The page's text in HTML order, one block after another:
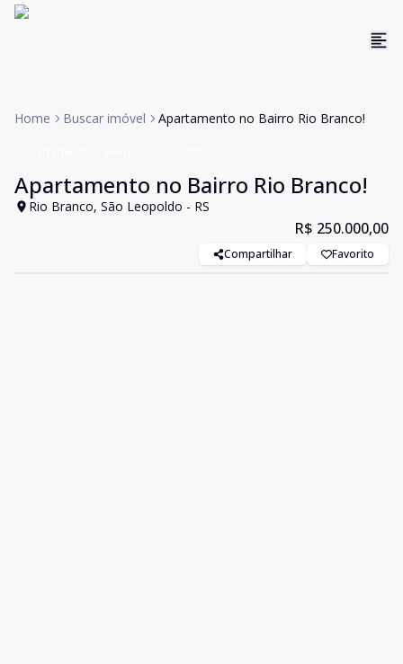
Home Buscar imóvel Apartamento no Bairro Rio Branco!
Apartamento no Bairro Rio Branco!
Rio Branco, São Leopoldo - RS
R$ 250.000,00
Compartilhar Favorito